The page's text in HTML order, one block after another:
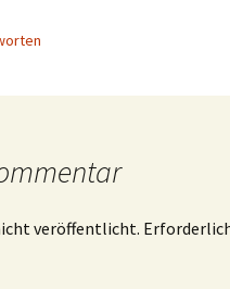
veröffentlicht.